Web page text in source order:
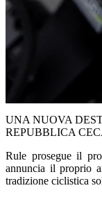
UNA NUOVA
REPUBBLICA
Rule prosegue il
annuncia il proprio
tradizione ciclistica